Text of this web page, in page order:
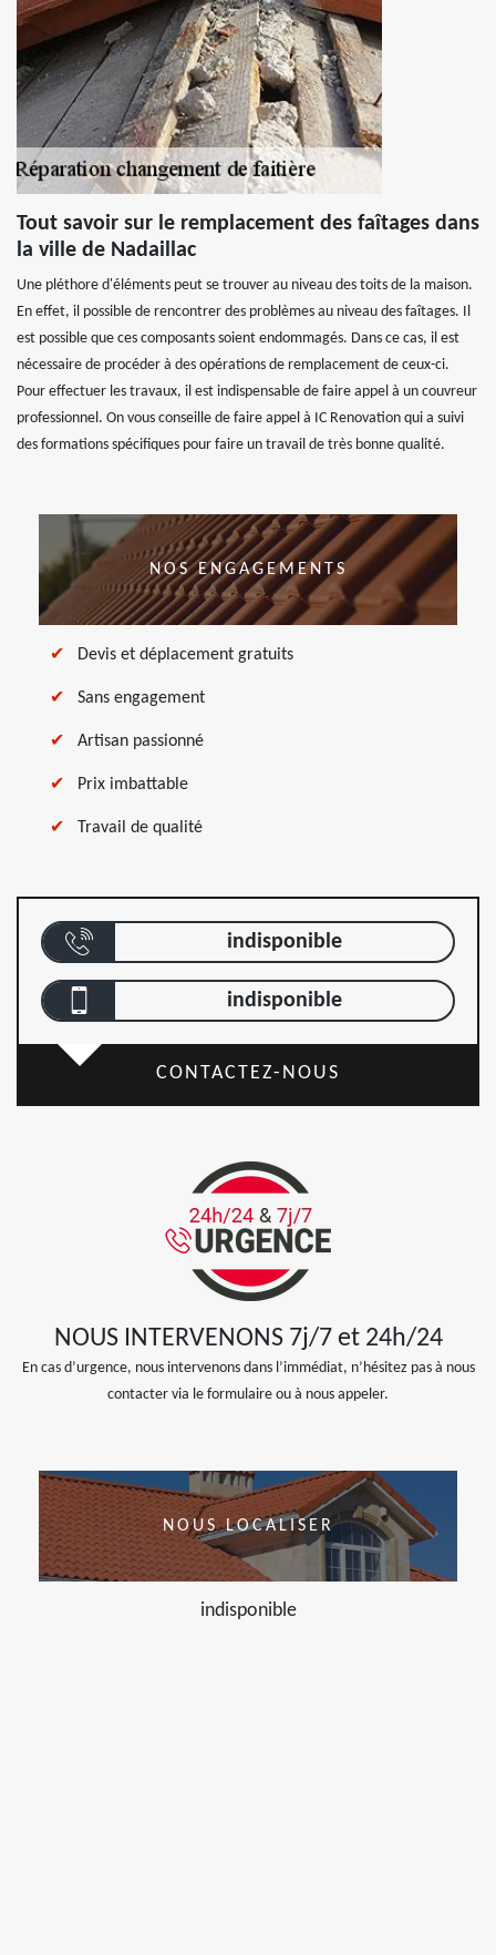
Tout savoir sur le remplacement des faîtages dans
la ville de Nadaillac
Une pléthore d'éléments peut se trouver au niveau des toits de la maison.
En effet, il possible de rencontrer des problèmes au niveau des faîtages. Il
est possible que ces composants soient endommagés. Dans ce cas, il est
nécessaire de procéder à des opérations de remplacement de ceux-ci.
Pour effectuer les travaux, il est indispensable de faire appel à un couvreur
professionnel. On vous conseille de faire appel à IC Renovation qui a suivi
des formations spécifiques pour faire un travail de très bonne qualité.
NOS ENGAGEMENTS
Devis et déplacement gratuits
Sans engagement
Artisan passionné
Prix imbattable
Travail de qualité
indisponible
indisponible
CONTACTEZ-NOUS
NOUS INTERVENONS 7j/7 et 24h/24
En cas d’urgence, nous intervenons dans l’immédiat, n’hésitez pas à nous
contacter via le formulaire ou à nous appeler.
NOUS LOCALISER
indisponible